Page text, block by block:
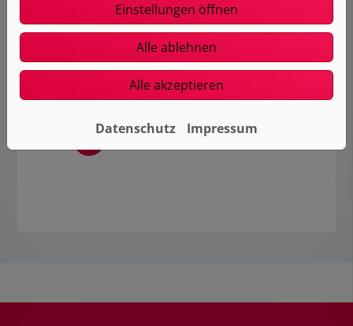
Mehr Infos vom Hersteller
Einstellungen öffnen
Alle ablehnen
Alle akzeptieren
Datenschutz Impressum